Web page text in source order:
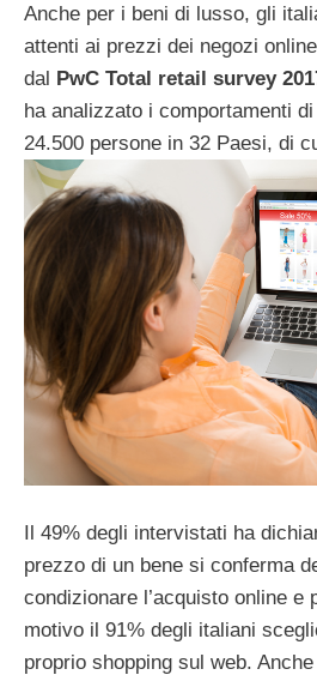
Anche per i beni di lusso, gli
attenti ai prezzi dei negozi
dal PwC Total retail survey
ha analizzato i comportamenti
24.500 persone in 32 Paesi, di
Il 49% degli intervistati ha
prezzo di un bene si conferma
condizionare l’acquisto online e
motivo il 91% degli italiani
proprio shopping sul web.